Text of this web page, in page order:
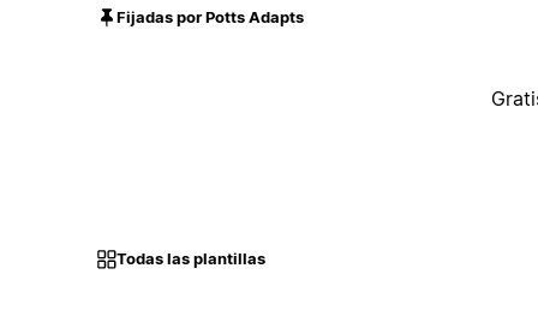
Fijadas por Potts Adapts
Todas las plantillas